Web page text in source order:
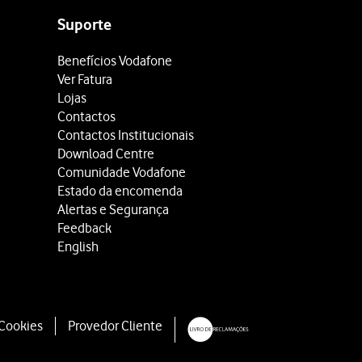
Suporte
Benefícios Vodafone
Ver Fatura
Lojas
Contactos
Contactos Institucionais
Download Centre
Comunidade Vodafone
Estado da encomenda
Alertas e Segurança
Feedback
English
Provedor Cliente